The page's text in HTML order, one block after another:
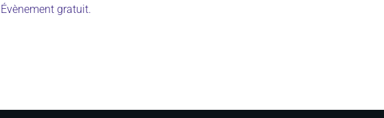
Évènement gratuit.